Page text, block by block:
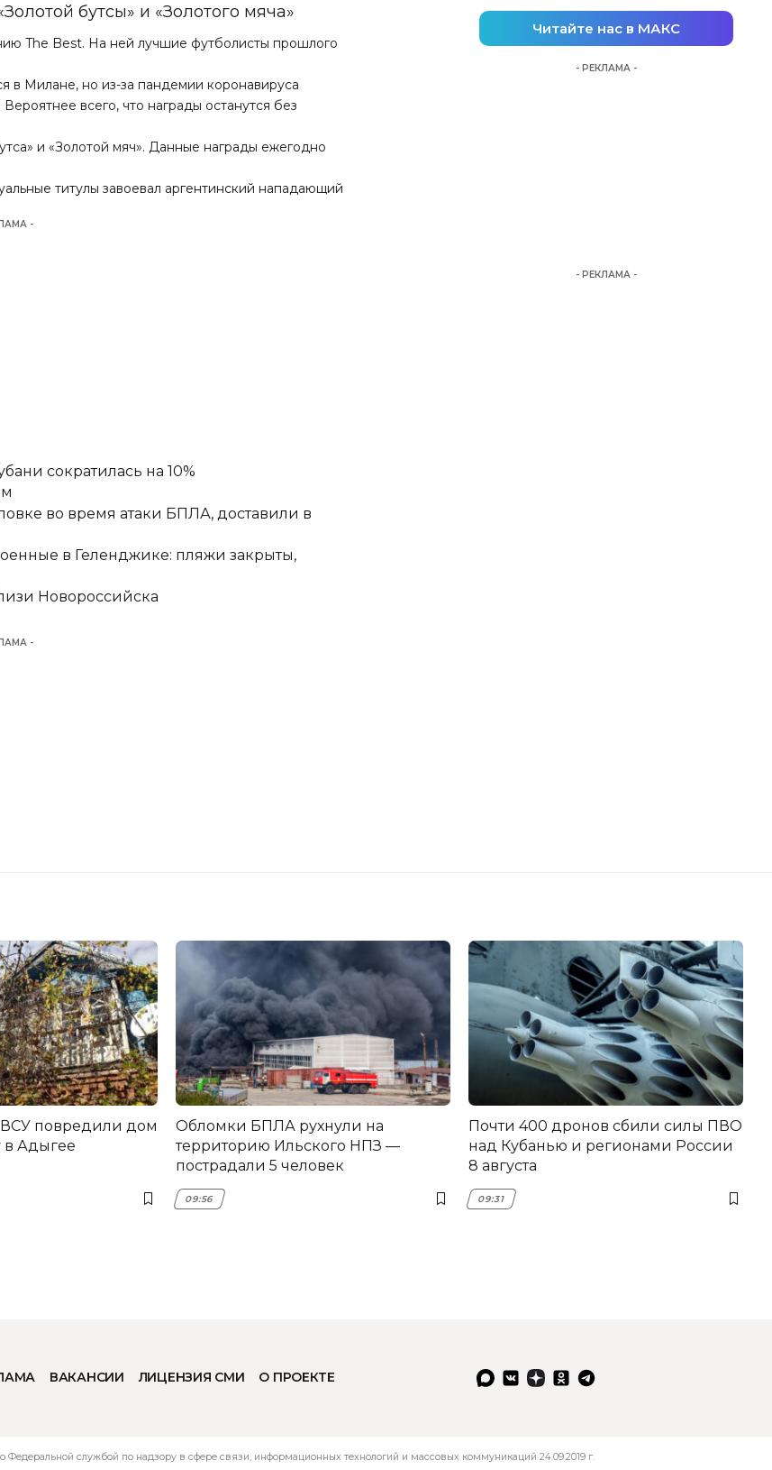
бутсы» и «Золотого мяча»
The Best. На ней лучшие футболисты прошлого
в Милане, но из-за пандемии коронавируса
всего, что награды останутся без
и «Золотой мяч». Данные награды ежегодно
титулы завоевал аргентинский нападающий
-
сократилась на 10%
во время атаки БПЛА, доставили в
в Геленджике: пляжи закрыты,
Новороссийска
-
Читайте нас в МАКС
- РЕКЛАМА -
- РЕКЛАМА -
повредили дом
в Адыгее
Обломки БПЛА рухнули на
территорию Ильского НПЗ —
пострадали 5 человек
09:56
Почти 400 дронов сбили силы ПВО
над Кубанью и регионами России
8 августа
09:31
ВАКАНСИИ ЛИЦЕНЗИЯ СМИ О ПРОЕКТЕ
Федеральной службой по надзору в сфере связи, информационных технологий и массовых коммуникаций 24.09.2019 г.